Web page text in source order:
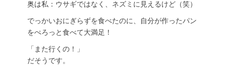
奥は私：ウサギではなく、ネズミに見えるけど（笑）
でっかいおにぎらずを食べたのに、自分が作ったパン
をぺろっと食べて大満足！
「また行くの！」
だそうです。